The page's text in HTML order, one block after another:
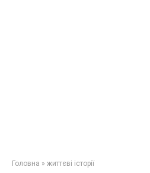
Головна » життєві історії